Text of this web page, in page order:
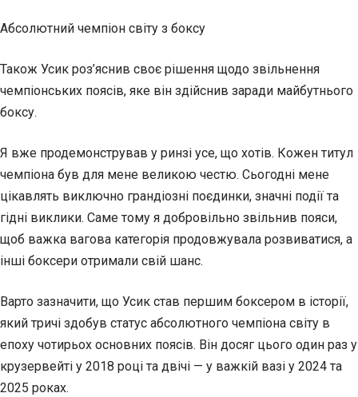
Абсолютний чемпіон світу з боксу
Також Усик роз’яснив своє рішення щодо звільнення
чемпіонських поясів, яке він здійснив заради майбутнього
боксу.
Я вже продемонстрував у ринзі усе, що хотів. Кожен титул
чемпіона був для мене великою честю. Сьогодні мене
цікавлять виключно грандіозні поєдинки, значні події та
гідні виклики. Саме тому я добровільно звільнив пояси,
щоб важка вагова категорія продовжувала розвиватися, а
інші боксери отримали свій шанс.
Варто зазначити, що Усик став першим боксером в історії,
який тричі здобув статус абсолютного чемпіона світу в
епоху чотирьох основних поясів. Він досяг цього один раз у
крузервейті у 2018 році та двічі — у важкій вазі у 2024 та
2025 роках.